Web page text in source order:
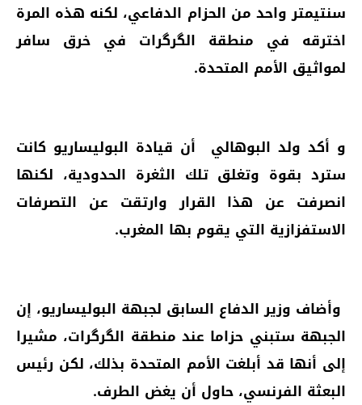
سنتيمتر واحد من الحزام الدفاعي، لكنه هذه المرة
اخترقه في منطقة الگرگرات في خرق سافر
لمواثيق الأمم المتحدة.
و أكد ولد البوهالي أن قيادة البوليساريو كانت
سترد بقوة وتغلق تلك الثغرة الحدودية، لكنها
انصرفت عن هذا القرار وارتقت عن التصرفات
الاستفزازية التي يقوم بها المغرب.
وأضاف وزير الدفاع السابق لجبهة البوليساريو، إن
الجبهة ستبني حزاما عند منطقة الگرگرات، مشيرا
إلى أنها قد أبلغت الأمم المتحدة بذلك، لكن رئيس
البعثة الفرنسي، حاول أن يغض الطرف.